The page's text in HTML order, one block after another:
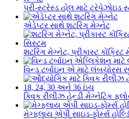
પ્રી-સ્ટ્રેસ્ડ હોલ માટે ટ્રેપેઝોઇડ
એડેપ્ટર સાથે શટરિંગ મેગ્નેટ
શટરિંગ મેગ્નેટ, પ્રીકાસ્ટ
વિન્ડ ટર્બાઇન એ માટે લંબચોરસ
ક્વિક રીલીઝ હેન્ડી મેગ્નેટિક
મેગ્ફ્લાય એપી સાઇડ-ફોર્મ્સ